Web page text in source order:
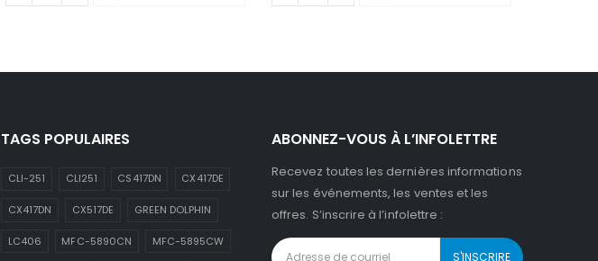
TAGS POPULAIRES
CLI-251 CLI251 CS417DN CX417DE
CX417DN CX517DE GREEN DOLPHIN
LC406 MFC-5890CN MFC-5895CW
ABONNEZ-VOUS À L’INFOLETTRE
Recevez toutes les dernières informations
sur les événements, les ventes et les
offres. S’inscrire à l’infolettre :